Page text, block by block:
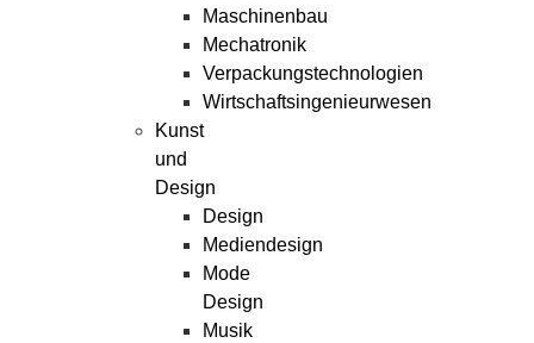
Maschinenbau
Mechatronik
Verpackungstechnologien
Wirtschaftsingenieurwesen
Kunst
und
Design
Design
Mediendesign
Mode
Design
Musik